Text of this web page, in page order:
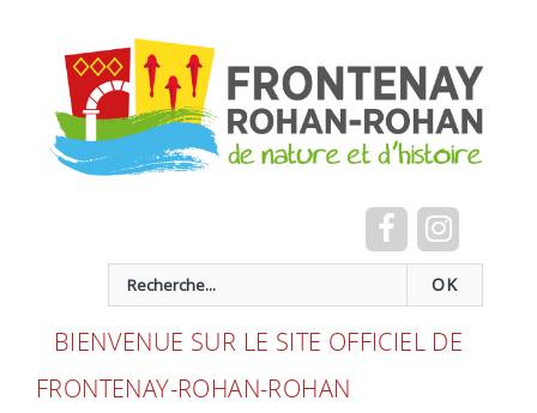
OK
BIENVENUE SUR LE SITE OFFICIEL DE
FRONTENAY-ROHAN-ROHAN